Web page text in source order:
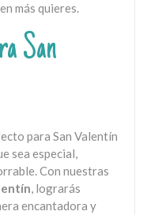
más quieres.
San
para San Valentín
sea especial,
Con nuestras
, lograrás
encantadora y